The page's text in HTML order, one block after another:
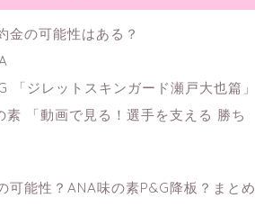
金の可能性はある？
ジレットスキンガード瀬戸大也篇」
「動画で見る！選手を支える 勝ち
可能性？ANA味の素P&G降板？まとめ